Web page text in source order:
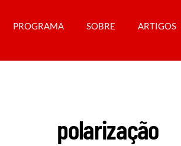
PROGRAMA SOBRE ARTIGOS
polarização